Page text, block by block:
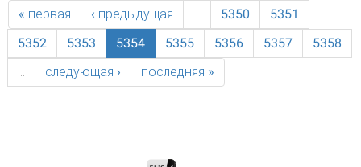
« первая ‹ предыдущая … 5350
5351
5352
5353 5354 5355 5356 5357
5358
…
следующая › последняя »